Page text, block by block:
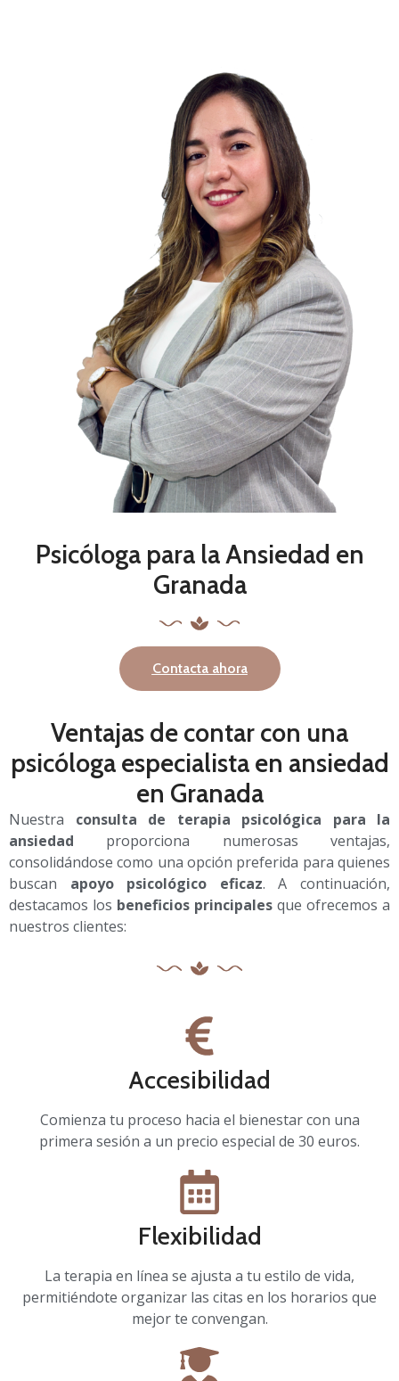
Psicóloga para la Ansiedad en
Granada
Contacta ahora
Ventajas de contar con una
psicóloga especialista en ansiedad
en Granada
Nuestra consulta de terapia psicológica para la
ansiedad proporciona numerosas ventajas,
consolidándose como una opción preferida para quienes
buscan apoyo psicológico eficaz. A continuación,
destacamos los beneficios principales que ofrecemos a
nuestros clientes:
Accesibilidad
Comienza tu proceso hacia el bienestar con una
primera sesión a un precio especial de 30 euros.
Flexibilidad
La terapia en línea se ajusta a tu estilo de vida,
permitiéndote organizar las citas en los horarios que
mejor te convengan.